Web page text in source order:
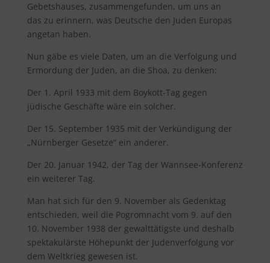
Gebetshauses, zusammengefunden, um uns an
das zu erinnern, was Deutsche den Juden Europas
angetan haben.
Nun gäbe es viele Daten, um an die Verfolgung und
Ermordung der Juden, an die Shoa, zu denken:
Der 1. April 1933 mit dem Boykott-Tag gegen
jüdische Geschäfte wäre ein solcher.
Der 15. September 1935 mit der Verkündigung der
„Nürnberger Gesetze“ ein anderer.
Der 20. Januar 1942, der Tag der Wannsee-Konferenz
ein weiterer Tag.
Man hat sich für den 9. November als Gedenktag
entschieden, weil die Pogromnacht vom 9. auf den
10. November 1938 der gewalttätigste und deshalb
spektakulärste Höhepunkt der Judenverfolgung vor
dem Weltkrieg gewesen ist.